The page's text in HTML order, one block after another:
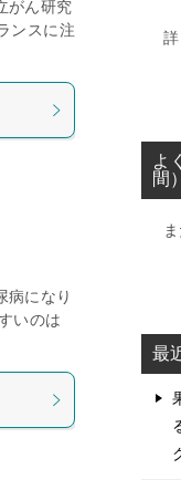
がん研究
ンスに注
病になり
いのは
よ
間）
最